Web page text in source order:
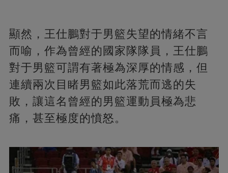
顯然，王仕鵬對于男籃失望的情緒不言
而喻，作為曾經的國家隊隊員，王仕鵬
對于男籃可謂有著極為深厚的情感，但
連續兩次目睹男籃如此落荒而逃的失
敗，讓這名曾經的男籃運動員極為悲
痛，甚至極度的憤怒。